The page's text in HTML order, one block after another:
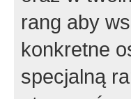
rang aby
konkretne
specjalną